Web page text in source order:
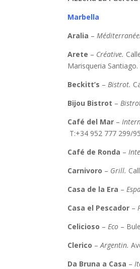
Marbella
Aralia –
Arete – Créative.
Marisqueria
Beckitt’s – Bistrot.
Bijou Bistrot –
Café del Mar –
T:+34 952 777 299/
Café de Ronda –
Carnivoro – Grill.
Casa de la Era –
Casa el Pescador –
Celicioso – Eco –
Clerico –Argentin.
Da Bruna a Casa –